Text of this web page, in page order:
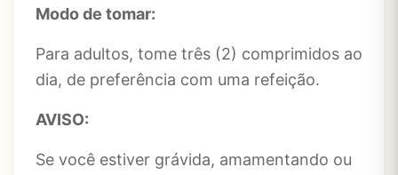
Modo de tomar:
Para adultos, tome três (2) comprimidos ao
dia, de preferência com uma refeição.
AVISO:
Se você estiver grávida, amamentando ou